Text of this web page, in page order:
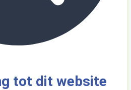
tot dit website